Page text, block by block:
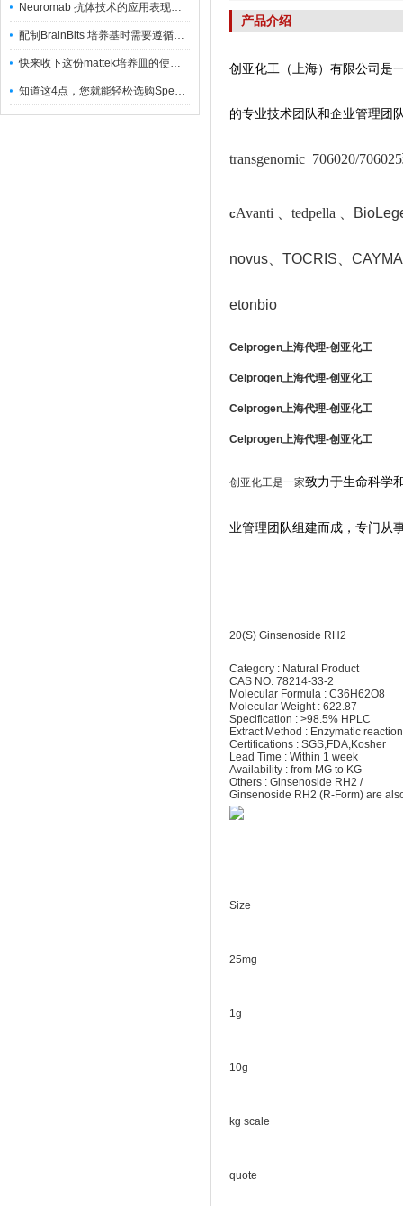
Neuromab 抗体技术的应用表现在这几方面
配制BrainBits 培养基时需要遵循的原则
快来收下这份mattek培养皿的使用指南
知道这4点，您就能轻松选购Spectrum 膜
产品介绍
创亚化工（上海）有限公司是
的专业技术团队和企业管理团
transgenomic 706020/
cAvanti 、tedpella 、
novus 、TOCRIS 、
etonbio
Celprogen上海代理-创亚化工
Celprogen上海代理-创亚化工
Celprogen上海代理-创亚化工
Celprogen上海代理-创亚化工
创亚化工是一家致力于生命科学
业管理团队组建而成，专门从
20(S) Ginsenoside RH2
Category : Natural Product
CAS NO. 78214-33-2
Molecular Formula : C36H62O8
Molecular Weight : 622.87
Specification : >98.5% HPLC
Extract Method : Enzymatic reaction
Certifications : SGS,FDA,Kosher
Lead Time : Within 1 week
Availability : from MG to KG
Others : Ginsenoside RH2 /
Ginsenoside RH2 (R-Form) are
Size
25mg
1g
10g
kg scale
quote